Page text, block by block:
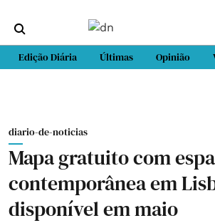
Edição Diária Últimas Opinião
diario-de-noticias
Mapa gratuito com
contemporânea em
disponível em maio